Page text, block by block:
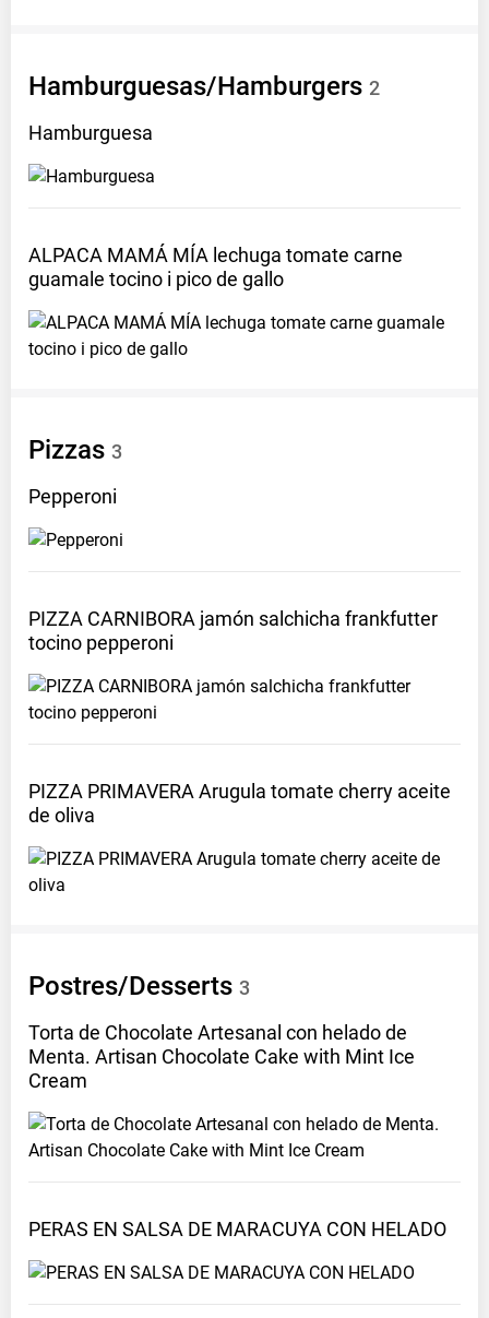
Hamburguesas/Hamburgers 2
Hamburguesa
ALPACA MAMÁ MÍA lechuga tomate carne
guamale tocino i pico de gallo
Pizzas 3
Pepperoni
PIZZA CARNIBORA jamón salchicha frankfutter
tocino pepperoni
PIZZA PRIMAVERA Arugula tomate cherry aceite
de oliva
Postres/Desserts 3
Torta de Chocolate Artesanal con helado de
Menta. Artisan Chocolate Cake with Mint Ice
Cream
PERAS EN SALSA DE MARACUYA CON HELADO